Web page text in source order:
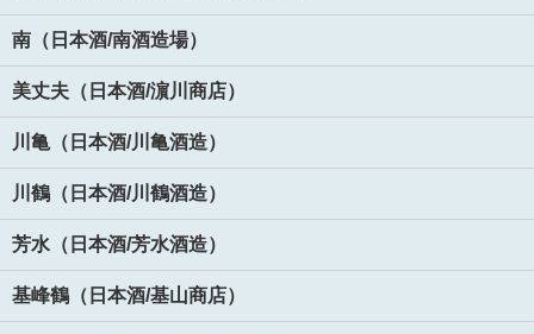
南（日本酒/南酒造場）
美丈夫（日本酒/濵川商店）
川亀（日本酒/川亀酒造）
川鶴（日本酒/川鶴酒造）
芳水（日本酒/芳水酒造）
基峰鶴（日本酒/基山商店）